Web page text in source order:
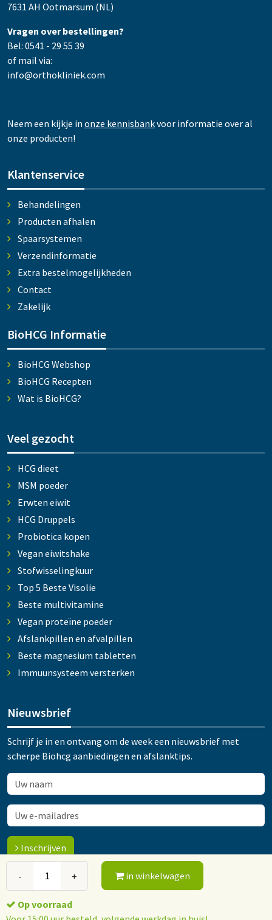
- + in winkelwagen
Op voorraad
7631 AH Ootmarsum (NL)
Vragen over bestellingen?
Bel: 0541 - 29 55 39
of mail via:
info@orthokliniek.com
Neem een kijkje in onze kennisbankvoor informatie over al
onze producten!
Klantenservice
Behandelingen
Producten afhalen
Spaarsystemen
Verzendinformatie
Extra bestelmogelijkheden
Contact
Zakelijk
BioHCG Informatie
BioHCG Webshop
BioHCG Recepten
Wat is BioHCG?
Veel gezocht
HCG dieet
MSM poeder
Erwten eiwit
HCG Druppels
Probiotica kopen
Vegan eiwitshake
Stofwisselingkuur
Top 5 Beste Visolie
Beste multivitamine
Vegan proteïne poeder
Afslankpillen en afvalpillen
Beste magnesium tabletten
Immuunsysteem versterken
Nieuwsbrief
Schrijf je in en ontvang om de week een nieuwsbrief met
scherpe Biohcg aanbiedingen en afslanktips.
Inschrijven
© 2015-2026 Orthokliniek Ootmarsum